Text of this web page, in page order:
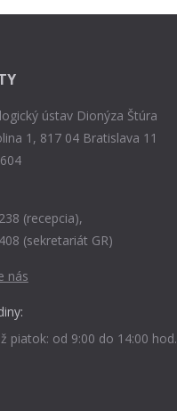
ústav Dionýza Štúra
1, 817 04 Bratislava 11
(recepcia),
(sekretariát GR)
nás
piatok: od 9:00 do 14:00 hod.